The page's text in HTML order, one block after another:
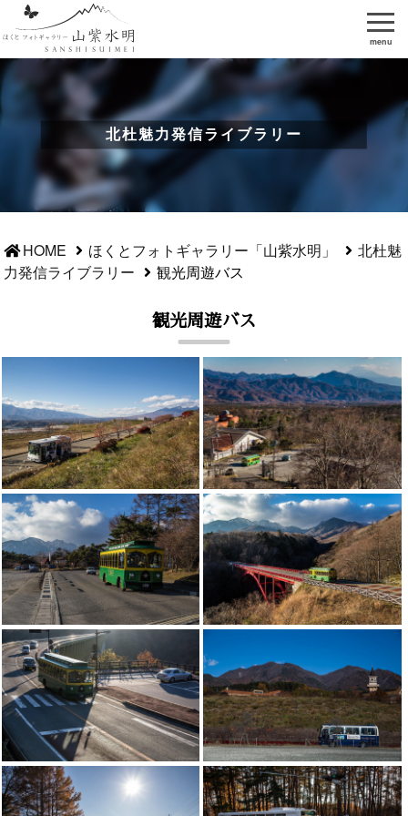
menu
北杜魅力発信ライブラリー
HOME ほくとフォトギャラリー「山紫水明」
北杜魅
力発信ライブラリー
観光周遊バス
観光周遊バス